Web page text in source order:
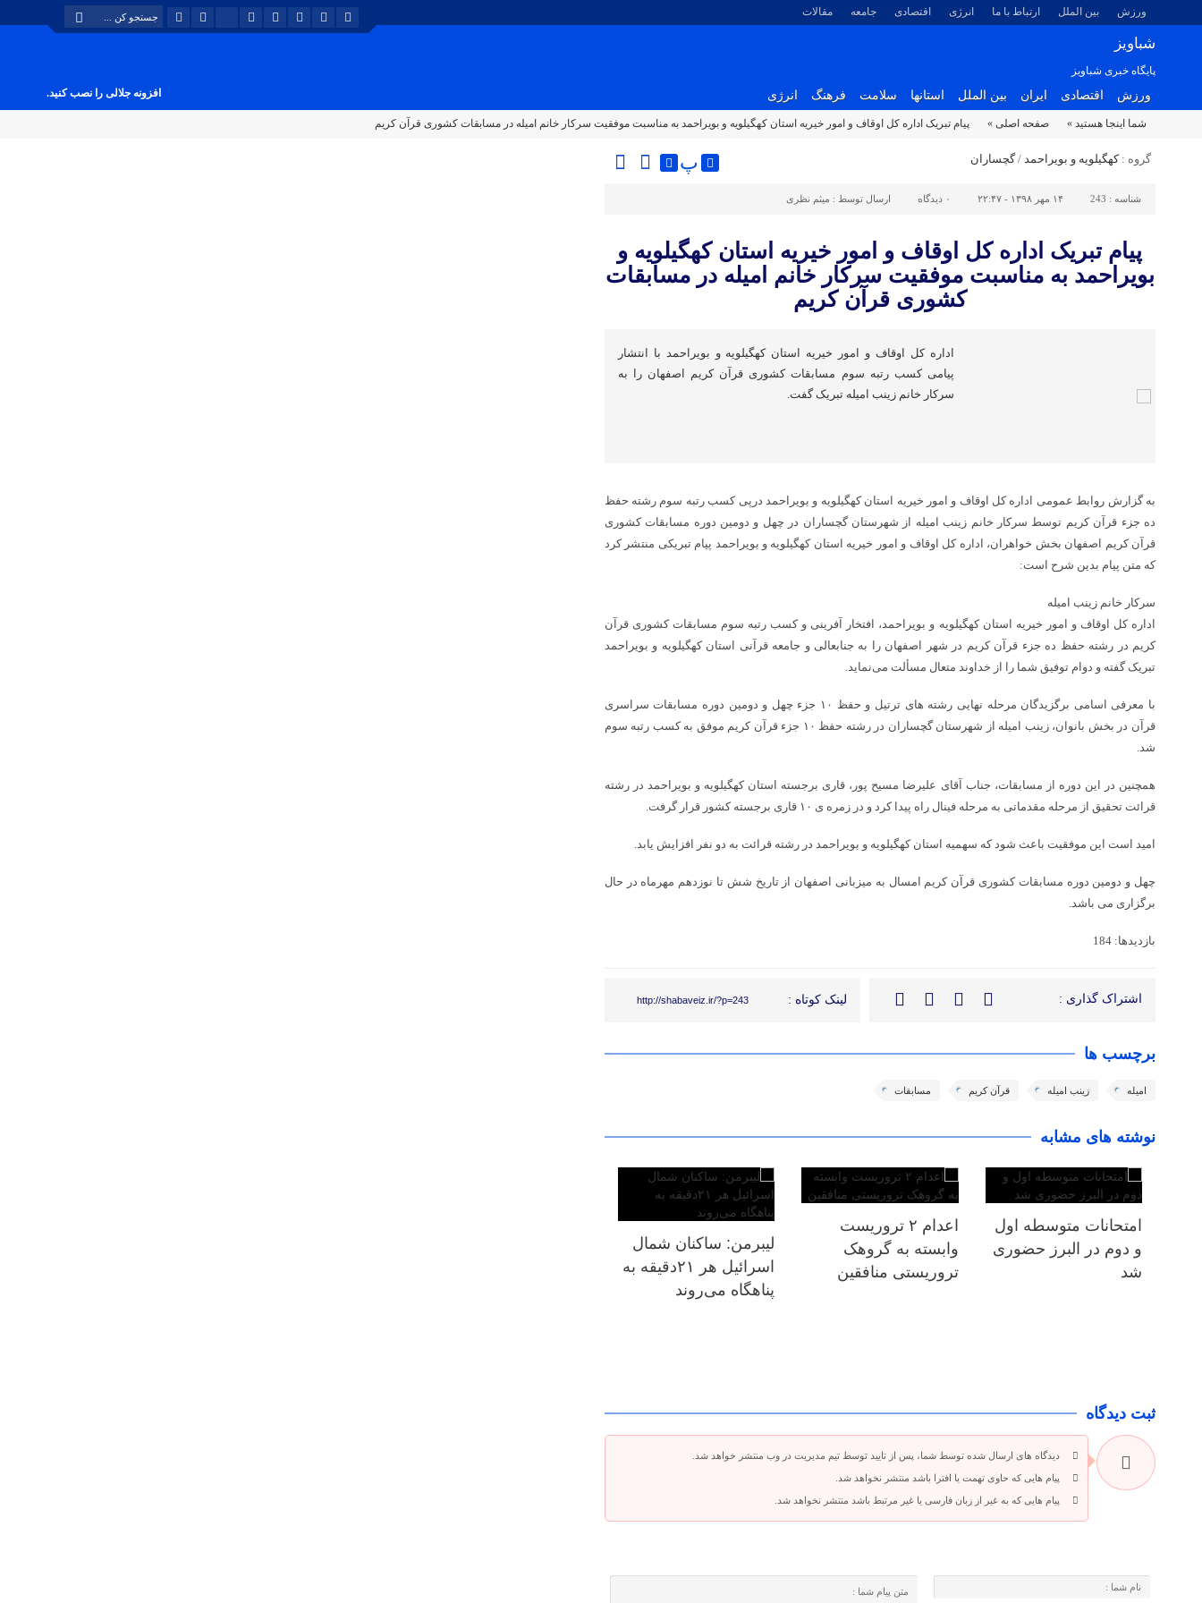
ورزش بین الملل ارتباط با ما انرژی اقتصادی جامعه مقالات
شباویز
پایگاه خبری شباویز
ورزش اقتصادی ایران بین الملل استانها سلامت فرهنگ انرژی افزونه جلالی را نصب کنید.
شما اینجا هستید » صفحه اصلی » پیام تبریک اداره کل اوقاف و امور خیریه استان کهگیلویه و بویراحمد به مناسبت موفقیت سرکار خانم امیله در مسابقات کشوری قرآن کریم
گروه :کهگیلویه و بویراحمد /گچساران پ
شناسه : 243 ۱۴ مهر ۱۳۹۸ - ۲۲:۴۷ ۰ دیدگاه ارسال توسط : میثم نظری
پیام تبریک اداره کل اوقاف و امور خیریه استان کهگیلویه و
بویراحمد به مناسبت موفقیت سرکار خانم امیله در مسابقات
کشوری قرآن کریم
اداره کل اوقاف و امور خیریه استان کهگیلویه و بویراحمد با انتشار
پیامی کسب رتبه سوم مسابقات کشوری قرآن کریم اصفهان را به
سرکار خانم زینب امیله تبریک گفت.
به گزارش روابط عمومی اداره کل اوقاف و امور خیریه استان کهگیلویه و بویراحمد درپی کسب رتبه سوم رشته حفظ
ده جزء قرآن کریم توسط سرکار خانم زینب امیله از شهرستان گچساران در چهل و دومین دوره مسابقات کشوری
قرآن کریم اصفهان بخش خواهران، اداره کل اوقاف و امور خیریه استان کهگیلویه و بویراحمد پیام تبریکی منتشر کرد
که متن پیام بدین شرح است:
سرکار خانم زینب امیله
اداره کل اوقاف و امور خیریه استان کهگیلویه و بویراحمد، افتخار آفرینی و کسب رتبه سوم مسابقات کشوری قرآن
کریم در رشته حفظ ده جزء قرآن کریم در شهر اصفهان را به جنابعالی و جامعه قرآنی استان کهگیلویه و بویراحمد
تبریک گفته و دوام توفیق شما را از خداوند متعال مسألت می‌نماید.
با معرفی اسامی برگزیدگان مرحله نهایی رشته های ترتیل و حفظ ۱۰ جزء چهل و دومین دوره مسابقات سراسری
قرآن در بخش بانوان، زینب امیله از شهرستان گچساران در رشته حفظ ۱۰ جزء قرآن کریم موفق به کسب رتبه سوم
شد.
همچنین در این دوره از مسابقات، جناب آقای علیرضا مسیح پور، قاری برجسته استان کهگیلویه و بویراحمد در رشته
قرائت تحقیق از مرحله مقدماتی به مرحله فینال راه پیدا کرد و در زمره ی ۱۰ قاری برجسته کشور قرار گرفت.
امید است این موفقیت باعث شود که سهمیه استان کهگیلویه و بویراحمد در رشته قرائت به دو نفر افزایش یابد.
چهل و دومین دوره مسابقات کشوری قرآن کریم امسال به میزبانی اصفهان از تاریخ شش تا نوزدهم مهرماه در حال
برگزاری می باشد.
بازدیدها: 184
اشتراک گذاری : لینک کوتاه : http://shabaveiz.ir/?p=243
برچسب ها
امیله زینب امیله قرآن کریم مسابقات
نوشته های مشابه
امتحانات متوسطه اول
و دوم در البرز حضوری
شد
اعدام ۲ تروریست
وابسته به گروهک
تروریستی منافقین
لیبرمن: ساکنان شمال
اسرائیل هر ۲۱دقیقه به
پناهگاه می‌روند
ثبت دیدگاه
دیدگاه های ارسال شده توسط شما، پس از تایید توسط تیم مدیریت در وب منتشر خواهد شد.
پیام هایی که حاوی تهمت یا افترا باشد منتشر نخواهد شد.
پیام هایی که به غیر از زبان فارسی یا غیر مرتبط باشد منتشر نخواهد شد.